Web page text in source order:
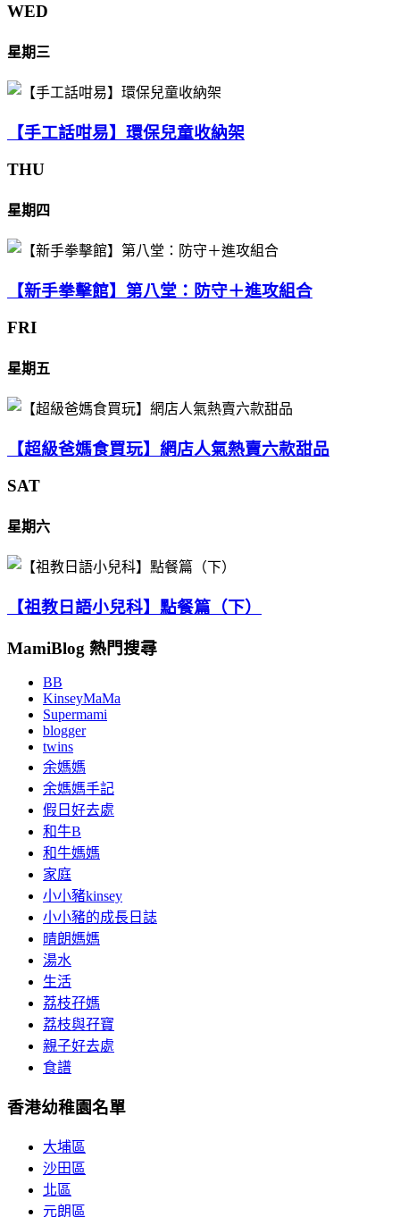
WED
星期三
【手工話咁易】環保兒童收納架
THU
星期四
【新手拳擊館】第八堂：防守＋進攻組合
FRI
星期五
【超級爸媽食買玩】網店人氣熱賣六款甜品
SAT
星期六
【祖教日語小兒科】點餐篇（下）
MamiBlog 熱門搜尋
BB
KinseyMaMa
Supermami
blogger
twins
余媽媽
余媽媽手記
假日好去處
和牛B
和牛媽媽
家庭
小小豬kinsey
小小豬的成長日誌
晴朗媽媽
湯水
生活
荔枝孖媽
荔枝與孖寶
親子好去處
食譜
香港幼稚園名單
大埔區
沙田區
北區
元朗區